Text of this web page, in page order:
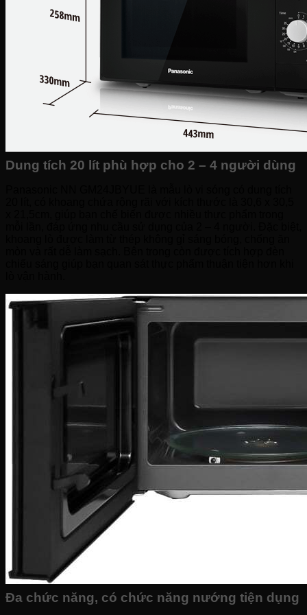
Sinh tố-Ép-Trộn
Máy làm sữa đậu nành
Máy làm sữa chua
Máy pha cafe
Máy vắt cam
Dung tích 20 lít phù hợp cho 2 – 4 người dùng
Đa chức năng, có chức năng nướng tiện dụng